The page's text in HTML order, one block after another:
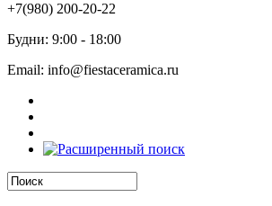
+7(980) 200-20-22
Будни: 9:00 - 18:00
Email: info@fiestaceramica.ru